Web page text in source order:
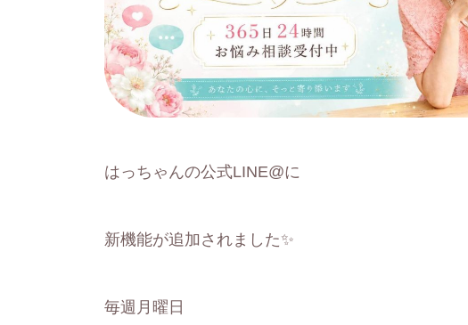
はっちゃんの公式LINE@に
新機能が追加されました✨
毎週月曜日